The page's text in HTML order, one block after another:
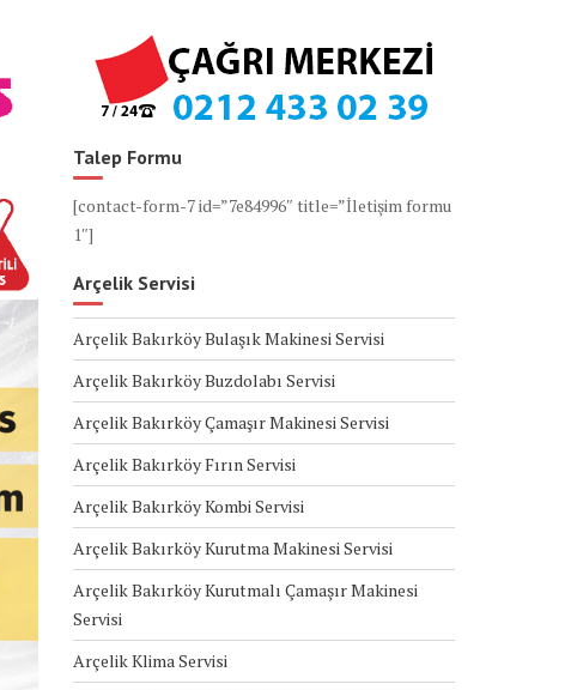
Talep Formu
[contact-form-7 id=”7e84996″ title=”İletişim formu
1″]
Arçelik Servisi
Arçelik Bakırköy Bulaşık Makinesi Servisi
Arçelik Bakırköy Buzdolabı Servisi
Arçelik Bakırköy Çamaşır Makinesi Servisi
Arçelik Bakırköy Fırın Servisi
Arçelik Bakırköy Kombi Servisi
Arçelik Bakırköy Kurutma Makinesi Servisi
Arçelik Bakırköy Kurutmalı Çamaşır Makinesi
Servisi
Arçelik Klima Servisi